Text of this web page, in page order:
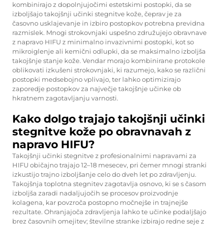
kombinirajo z dopolnjujočimi estetskimi postopki, da se
izboljšajo takojšnji učinki stegnitve kože, čeprav je za
časovno usklajevanje in izbiro postopkov potrebna previdna
razmislek. Mnogi strokovnjaki uspešno združujejo obravnave
z napravo HIFU z minimalno invazivnimi postopki, kot so
mikroiglenje ali kemični odlupki, da se maksimalno izboljša
takojšnje stanje kože. Vendar morajo kombinirane protokole
oblikovati izkušeni strokovnjaki, ki razumejo, kako se različni
postopki medsebojno vplivajo, ter lahko optimizirajo
zaporedje postopkov za največje takojšnje učinke ob
hkratnem zagotavljanju varnosti.
Kako dolgo trajajo takojšnji učinki
stegnitve kože po obravnavah z
napravo HIFU?
Takojšnji učinki stegnitve z profesionalnimi napravami za
HIFU običajno trajajo 12–18 mesecev, pri čemer mnogi stranki
izkustijo trajno izboljšanje celo do dveh let po zdravljenju.
Takojšnja toplotna stegnitev zagotavlja osnovo, ki se s časom
izboljša zaradi nadaljujočih se procesov proizvodnje
kolagena, kar povzroča postopno močnejše in trajnejše
rezultate. Ohranjajoča zdravljenja lahko te učinke podaljšajo
brez časovnih omejitev; številne stranke izbirajo redne seje z